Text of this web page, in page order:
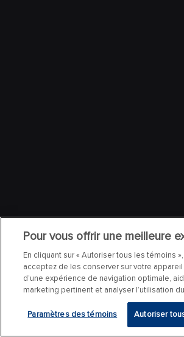
Pour vous offrir une meilleure
En cliquant sur « Autoriser tous les témoins
acceptez de les conserver sur votre
d’une expérience de navigation optimale,
marketing pertinent et analyser l’utilisation
Paramètres des témoins Autoriser